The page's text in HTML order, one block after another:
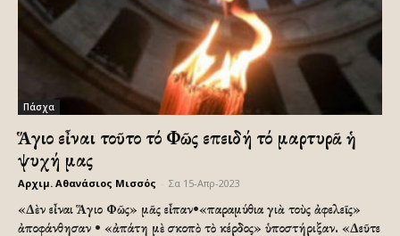
Πάσχα
Ἅγιο εἶναι τοῦτο τό Φῶς επειδή τό μαρτυρᾶ ἡ
ψυχή μας
Αρχιμ. Αθανάσιος Μισσός Σα 15-Απρ-2023
«Δὲν εἶναι Ἅγιο Φῶς» μᾶς εἶπαν•«παραμύθια γιὰ τοὺς ἀφελεῖς»
ἀποφάνθησαν • «ἀπάτη μὲ σκοπὸ τὸ κέρδος» ὑποστήριξαν. «Δεῦτε